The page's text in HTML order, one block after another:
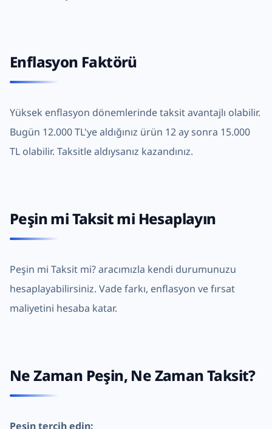
Enflasyon Faktörü
Yüksek enflasyon dönemlerinde taksit avantajlı olabilir.
Bugün 12.000 TL'ye aldığınız ürün 12 ay sonra 15.000
TL olabilir. Taksitle aldıysanız kazandınız.
Peşin mi Taksit mi Hesaplayın
Peşin mi Taksit mi?aracımızla kendi durumunuzu
hesaplayabilirsiniz. Vade farkı, enflasyon ve fırsat
maliyetini hesaba katar.
Ne Zaman Peşin, Ne Zaman Taksit?
Peşin tercih edin: